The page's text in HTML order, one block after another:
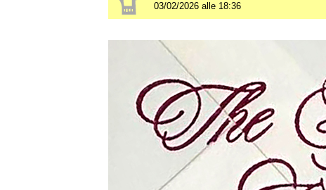
03/02/2026 alle 18:36